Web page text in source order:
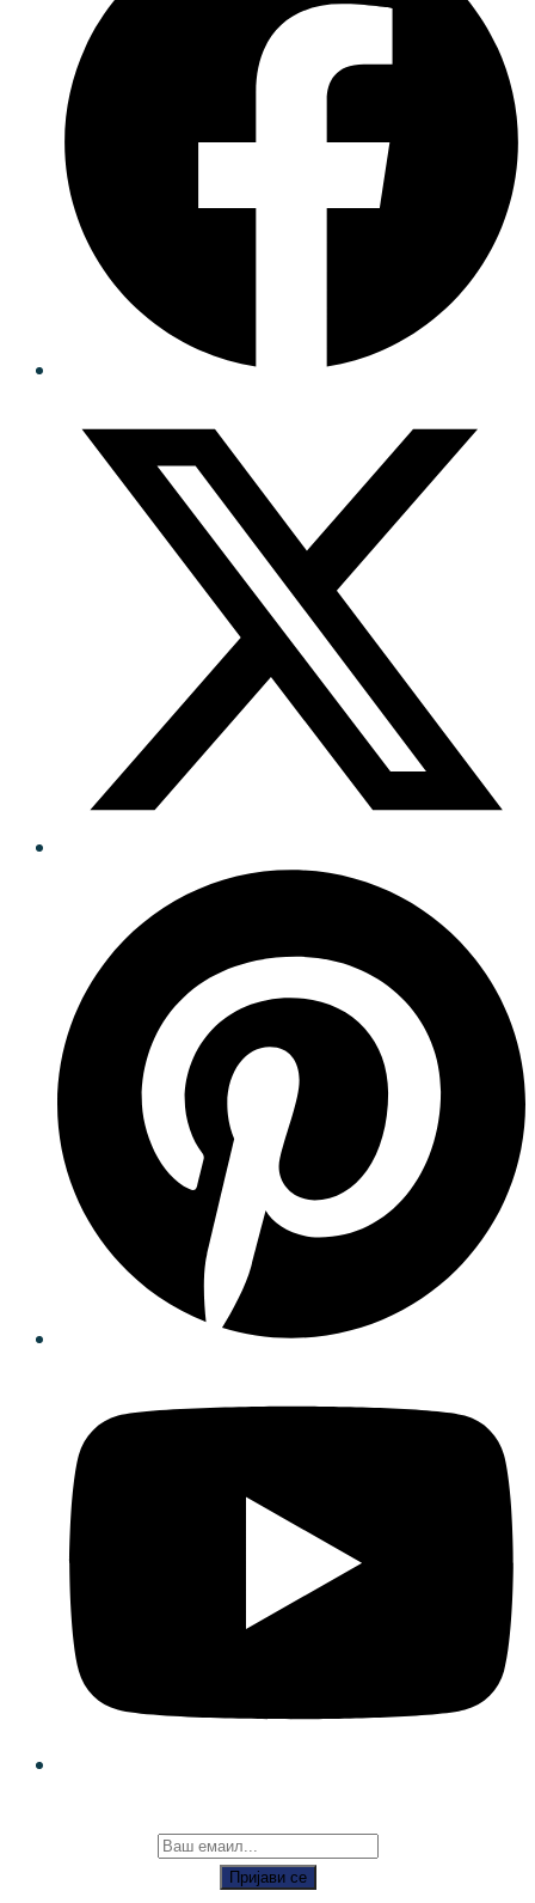
Пријави се